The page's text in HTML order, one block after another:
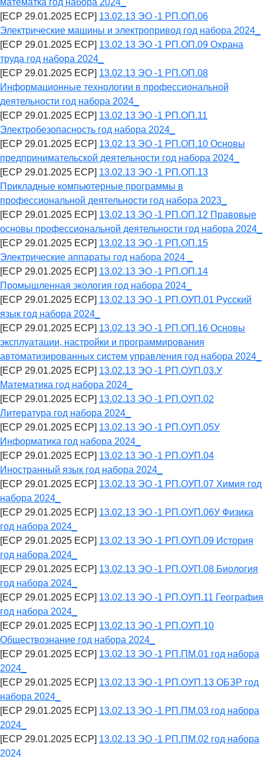
[ECP 29.01.2025 ECP] 13.02.13 ЭО -1 РП.ОП.06
Электрические машины и электропривод год набора 2024_
[ECP 29.01.2025 ECP] 13.02.13 ЭО -1 РП.ОП.09 Охрана
труда год набора 2024_
[ECP 29.01.2025 ECP] 13.02.13 ЭО -1 РП.ОП.08
Информационные технологии в профессиональной
деятельности год набора 2024_
[ECP 29.01.2025 ECP] 13.02.13 ЭО -1 РП.ОП.11
Электробезопасность год набора 2024_
[ECP 29.01.2025 ECP] 13.02.13 ЭО -1 РП.ОП.10 Основы
предпринимательской деятельности год набора 2024_
[ECP 29.01.2025 ECP] 13.02.13 ЭО -1 РП.ОП.13
Прикладные компьютерные программы в
профессиональной деятельности год набора 2023_
[ECP 29.01.2025 ECP] 13.02.13 ЭО -1 РП.ОП.12 Правовые
основы профессиональной деятельности год набора 2024_
[ECP 29.01.2025 ECP] 13.02.13 ЭО -1 РП.ОП.15
Электрические аппараты год набора 2024 _
[ECP 29.01.2025 ECP] 13.02.13 ЭО -1 РП.ОП.14
Промышленная экология год набора 2024_
[ECP 29.01.2025 ECP] 13.02.13 ЭО -1 РП.ОУП.01 Русский
язык год набора 2024_
[ECP 29.01.2025 ECP] 13.02.13 ЭО -1 РП.ОП.16 Основы
эксплуатации, настройки и программирования
автоматизированных систем управления год набора 2024_
[ECP 29.01.2025 ECP] 13.02.13 ЭО -1 РП.ОУП.03.У
Математика год набора 2024_
[ECP 29.01.2025 ECP] 13.02.13 ЭО -1 РП.ОУП.02
Литература год набора 2024_
[ECP 29.01.2025 ECP] 13.02.13 ЭО -1 РП.ОУП.05У
Информатика год набора 2024_
[ECP 29.01.2025 ECP] 13.02.13 ЭО -1 РП.ОУП.04
Иностранный язык год набора 2024_
[ECP 29.01.2025 ECP] 13.02.13 ЭО -1 РП.ОУП.07 Химия год
набора 2024_
[ECP 29.01.2025 ECP] 13.02.13 ЭО -1 РП.ОУП.06У Физика
год набора 2024_
[ECP 29.01.2025 ECP] 13.02.13 ЭО -1 РП.ОУП.09 История
год набора 2024_
[ECP 29.01.2025 ECP] 13.02.13 ЭО -1 РП.ОУП.08 Биология
год набора 2024_
[ECP 29.01.2025 ECP] 13.02.13 ЭО -1 РП.ОУП.11 География
год набора 2024_
[ECP 29.01.2025 ECP] 13.02.13 ЭО -1 РП.ОУП.10
Обществознание год набора 2024_
[ECP 29.01.2025 ECP] 13.02.13 ЭО -1 РП.ПМ.01 год набора
2024_
[ECP 29.01.2025 ECP] 13.02.13 ЭО -1 РП.ОУП.13 ОБЗР год
набора 2024_
[ECP 29.01.2025 ECP] 13.02.13 ЭО -1 РП.ПМ.03 год набора
2024_
[ECP 29.01.2025 ECP] 13.02.13 ЭО -1 РП.ПМ.02 год набора
2024_